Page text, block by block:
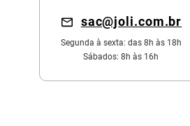
sac@joli.com.br
Segunda à sexta: das 8h às 18h
Sábados: 8h às 16h